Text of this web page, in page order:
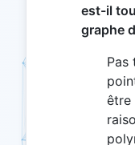
est-il
graphe
Pas
être